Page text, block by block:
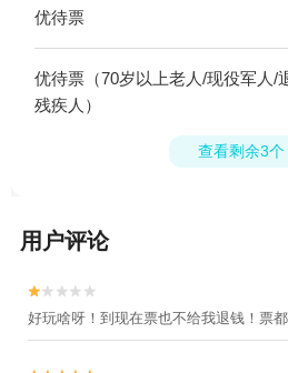
优待票
优待票（70岁以上老人/现役军人/
残疾人）
查看剩余3个
用户评论


好玩啥呀！到现在票也不给我退钱！票都